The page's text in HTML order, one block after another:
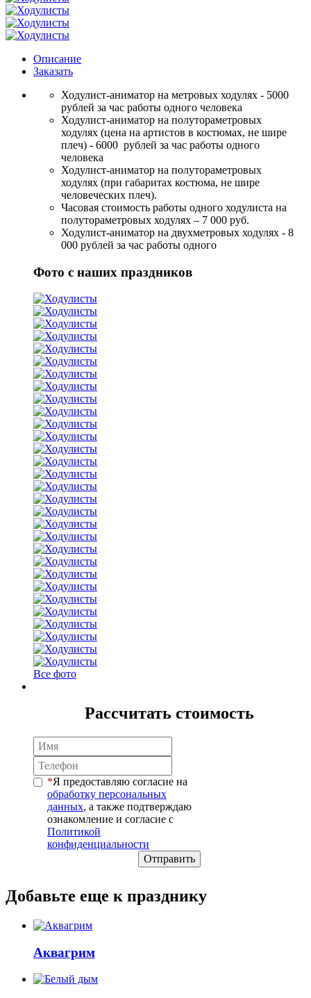
Описание
Заказать
Ходулист-аниматор на метровых ходулях - 5000
рублей за час работы одного человека
Ходулист-аниматор на полутораметровых
ходулях (цена на артистов в костюмах, не шире
плеч) - 6000 рублей за час работы одного
человека
Ходулист-аниматор на полутораметровых
ходулях (при габаритах костюма, не шире
человеческих плеч).
Часовая стоимость работы одного ходулиста на
полутораметровых ходулях – 7 000 руб.
Ходулист-аниматор на двухметровых ходулях - 8
000 рублей за час работы одного
Фото с наших праздников
Все фото
Рассчитать стоимость
Я предоставляю согласие на
обработку персональных
данных, а также подтверждаю
ознакомление и согласие с
Политикой
конфиденциальности
Отправить
Добавьте еще к празднику
Аквагрим